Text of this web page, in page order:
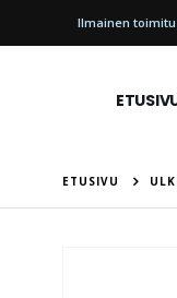
Ilmainen
ETUSIVU